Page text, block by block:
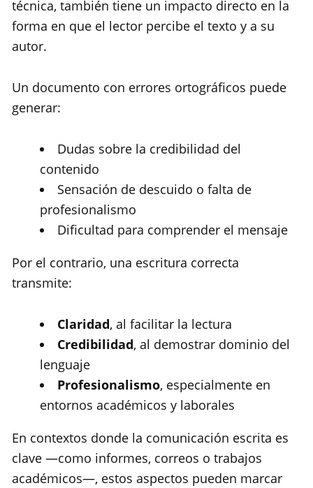
técnica, también tiene un impacto directo en la
forma en que el lector percibe el texto y a su
autor.
Un documento con errores ortográficos puede
generar:
Dudas sobre la credibilidad del
contenido
Sensación de descuido o falta de
profesionalismo
Dificultad para comprender el mensaje
Por el contrario, una escritura correcta
transmite:
Claridad, al facilitar la lectura
Credibilidad, al demostrar dominio del
lenguaje
Profesionalismo, especialmente en
entornos académicos y laborales
En contextos donde la comunicación escrita es
clave —como informes, correos o trabajos
académicos—, estos aspectos pueden marcar